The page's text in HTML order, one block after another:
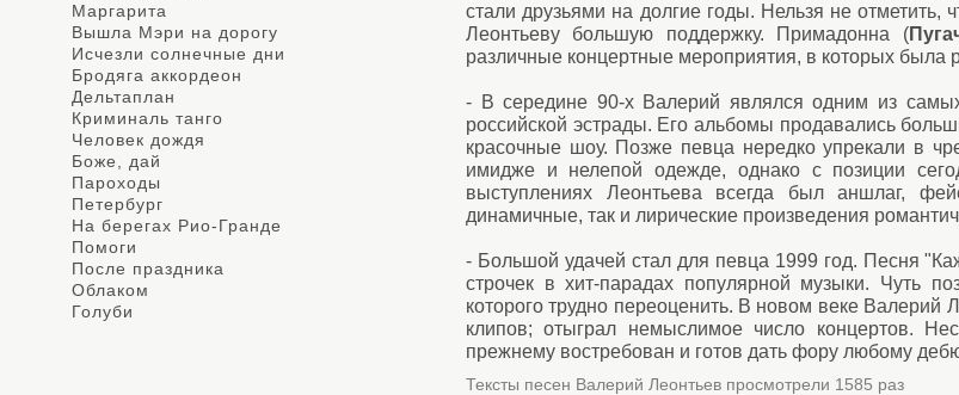
стали друзьями на долгие годы. Нельзя не
Леонтьеву большую поддержку. Примадонна (
различные концертные мероприятия, в которых
- В середине 90-х Валерий являлся одним из
российской эстрады. Его альбомы продавались
красочные шоу. Позже певца нередко упрекали в
имидже и нелепой одежде, однако с позиции
выступлениях Леонтьева всегда был аншлаг,
динамичные, так и лирические произведения
- Большой удачей стал для певца 1999 год. Песня
строчек в хит-парадах популярной музыки. Чуть
которого трудно переоценить. В новом веке Валерий
клипов; отыграл немыслимое число концертов.
прежнему востребован и готов дать фору любому
Тексты песен Валерий Леонтьев просмотрели 1585 раз
Маргарита
Вышла Мэри на дорогу
Исчезли солнечные дни
Бродяга аккордеон
Дельтаплан
Криминаль танго
Человек дождя
Боже, дай
Пароходы
Петербург
На берегах Рио-Гранде
Помоги
После праздника
Облаком
Голуби